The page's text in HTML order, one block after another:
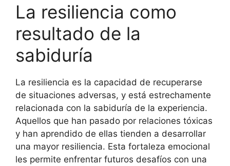
La resiliencia como
resultado de la
sabiduría
La resiliencia es la capacidad de recuperarse
de situaciones adversas, y está estrechamente
relacionada con la sabiduría de la experiencia.
Aquellos que han pasado por relaciones tóxicas
y han aprendido de ellas tienden a desarrollar
una mayor resiliencia. Esta fortaleza emocional
les permite enfrentar futuros desafíos con una